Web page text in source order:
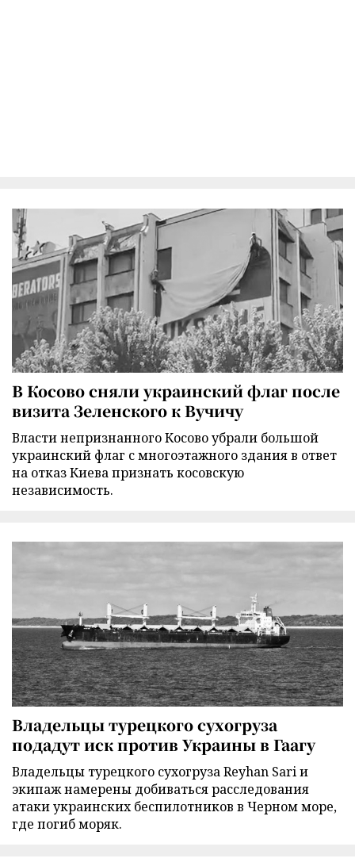
В Косово сняли украинский флаг после
визита Зеленского к Вучичу
Власти непризнанного Косово убрали большой
украинский флаг с многоэтажного здания в ответ
на отказ Киева признать косовскую
независимость.
Владельцы турецкого сухогруза
подадут иск против Украины в Гаагу
Владельцы турецкого сухогруза Reyhan Sari и
экипаж намерены добиваться расследования
атаки украинских беспилотников в Черном море,
где погиб моряк.